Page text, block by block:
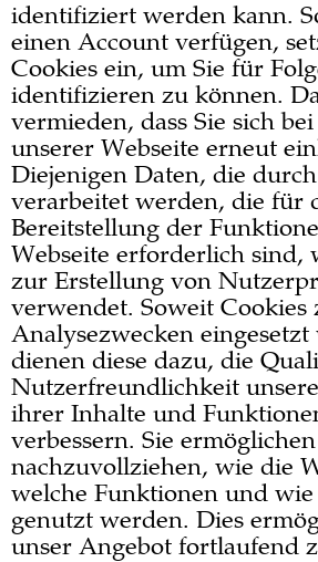
identifiziert werden kann.
einen Account verfügen,
Cookies ein, um Sie für
identifizieren zu können.
vermieden, dass Sie sich
unserer Webseite erneut
Diejenigen Daten, die
verarbeitet werden, die für
Bereitstellung der
Webseite erforderlich sind,
zur Erstellung von
verwendet. Soweit Cookies
Analysezwecken eingesetzt
dienen diese dazu, die
Nutzerfreundlichkeit
ihrer Inhalte und
verbessern. Sie
nachzuvollziehen, wie die
welche Funktionen und wie
genutzt werden. Dies
unser Angebot fortlaufend